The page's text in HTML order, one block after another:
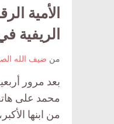
الأمية
الريفية
من ضيف الله
بعد مرور
محمد على
من ابنها